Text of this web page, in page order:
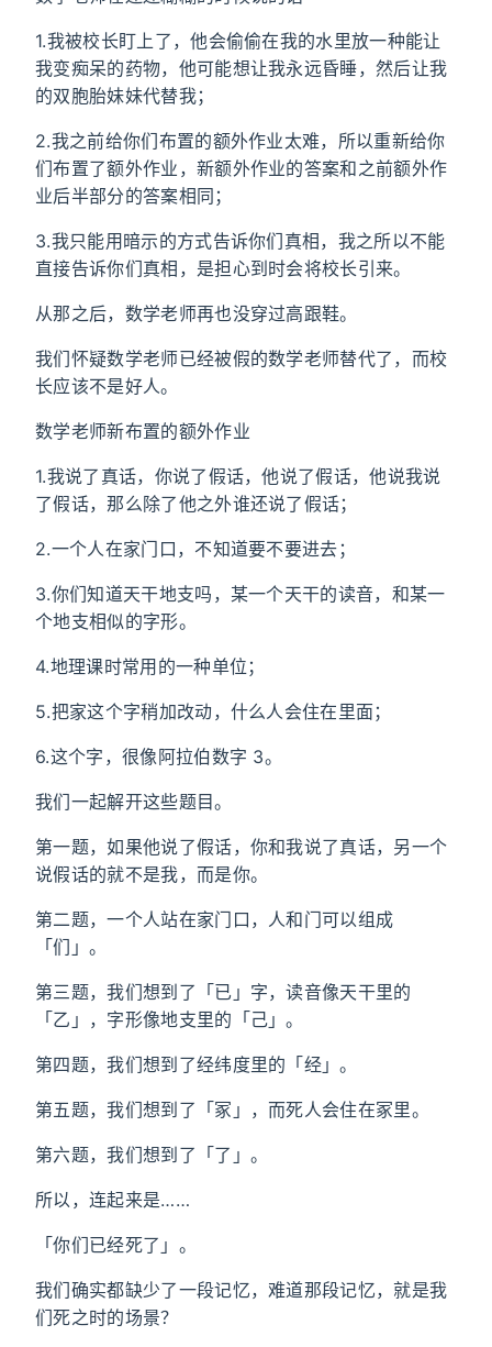
1.我被校长盯上了，他会偷偷在我的水里放一种能让
我变痴呆的药物，他可能想让我永远昏睡，然后让我
的双胞胎妹妹代替我；
2.我之前给你们布置的额外作业太难，所以重新给你
们布置了额外作业，新额外作业的答案和之前额外作
业后半部分的答案相同；
3.我只能用暗示的方式告诉你们真相，我之所以不能
直接告诉你们真相，是担心到时会将校长引来。
从那之后，数学老师再也没穿过高跟鞋。
我们怀疑数学老师已经被假的数学老师替代了，而校
长应该不是好人。
数学老师新布置的额外作业
1.我说了真话，你说了假话，他说了假话，他说我说
了假话，那么除了他之外谁还说了假话；
2.一个人在家门口，不知道要不要进去；
3.你们知道天干地支吗，某一个天干的读音，和某一
个地支相似的字形。
4.地理课时常用的一种单位；
5.把家这个字稍加改动，什么人会住在里面；
6.这个字，很像阿拉伯数字 3。
我们一起解开这些题目。
第一题，如果他说了假话，你和我说了真话，另一个
说假话的就不是我，而是你。
第二题，一个人站在家门口，人和门可以组成
「们」。
第三题，我们想到了「已」字，读音像天干里的
「乙」，字形像地支里的「己」。
第四题，我们想到了经纬度里的「经」。
第五题，我们想到了「冢」，而死人会住在冢里。
第六题，我们想到了「了」。
所以，连起来是……
「你们已经死了」。
我们确实都缺少了一段记忆，难道那段记忆，就是我
们死之时的场景？